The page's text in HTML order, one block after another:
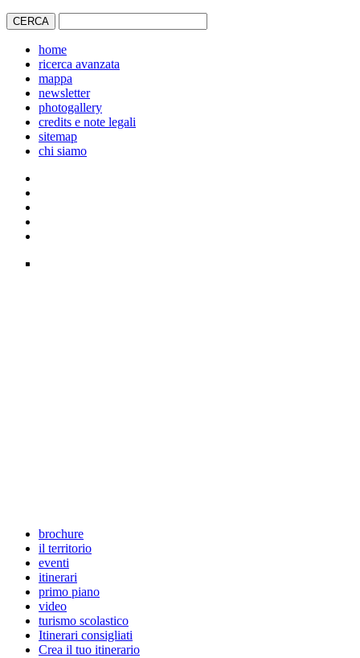
home
ricerca avanzata
mappa
newsletter
photogallery
credits e note legali
sitemap
chi siamo
brochure
il territorio
eventi
itinerari
primo piano
video
turismo scolastico
Itinerari consigliati
Crea il tuo itinerario